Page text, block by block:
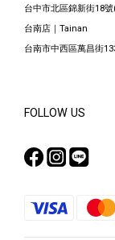
台中市北區錦新街18
台南店｜Tainan
台南市中西區萬昌街
FOLLOW US